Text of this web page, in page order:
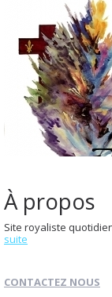
À propos
Site royaliste
suite
CONTACTEZ NOUS